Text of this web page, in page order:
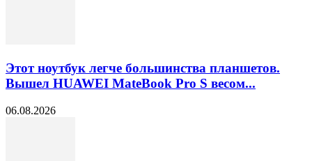
Этот ноутбук легче большинства планшетов.
Вышел HUAWEI MateBook Pro S весом...
06.08.2026